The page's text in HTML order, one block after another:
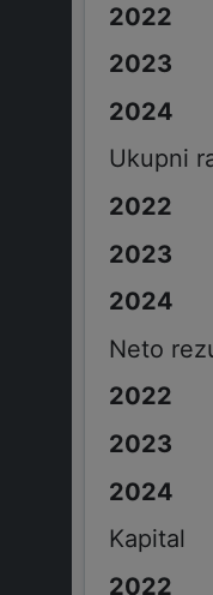
Ukupni
Neto
Kapital